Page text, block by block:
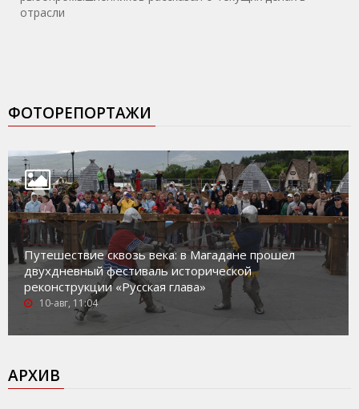
отрасли
ФОТОРЕПОРТАЖИ
Путешествие сквозь века: в Магадане прошел
двухдневный фестиваль исторической
реконструкции «Русская глава»
10-авг, 11:04
АРХИВ